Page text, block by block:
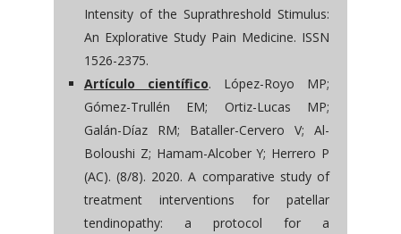
Intensity of the Suprathreshold Stimulus:
An Explorative Study Pain Medicine. ISSN
1526-2375.
Artículo científico. López-Royo MP;
Gómez-Trullén EM; Ortiz-Lucas MP;
Galán-Díaz RM; Bataller-Cervero V; Al-
Boloushi Z; Hamam-Alcober Y; Herrero P
(AC). (8/8). 2020. A comparative study of
treatment interventions for patellar
tendinopathy: a protocol for a